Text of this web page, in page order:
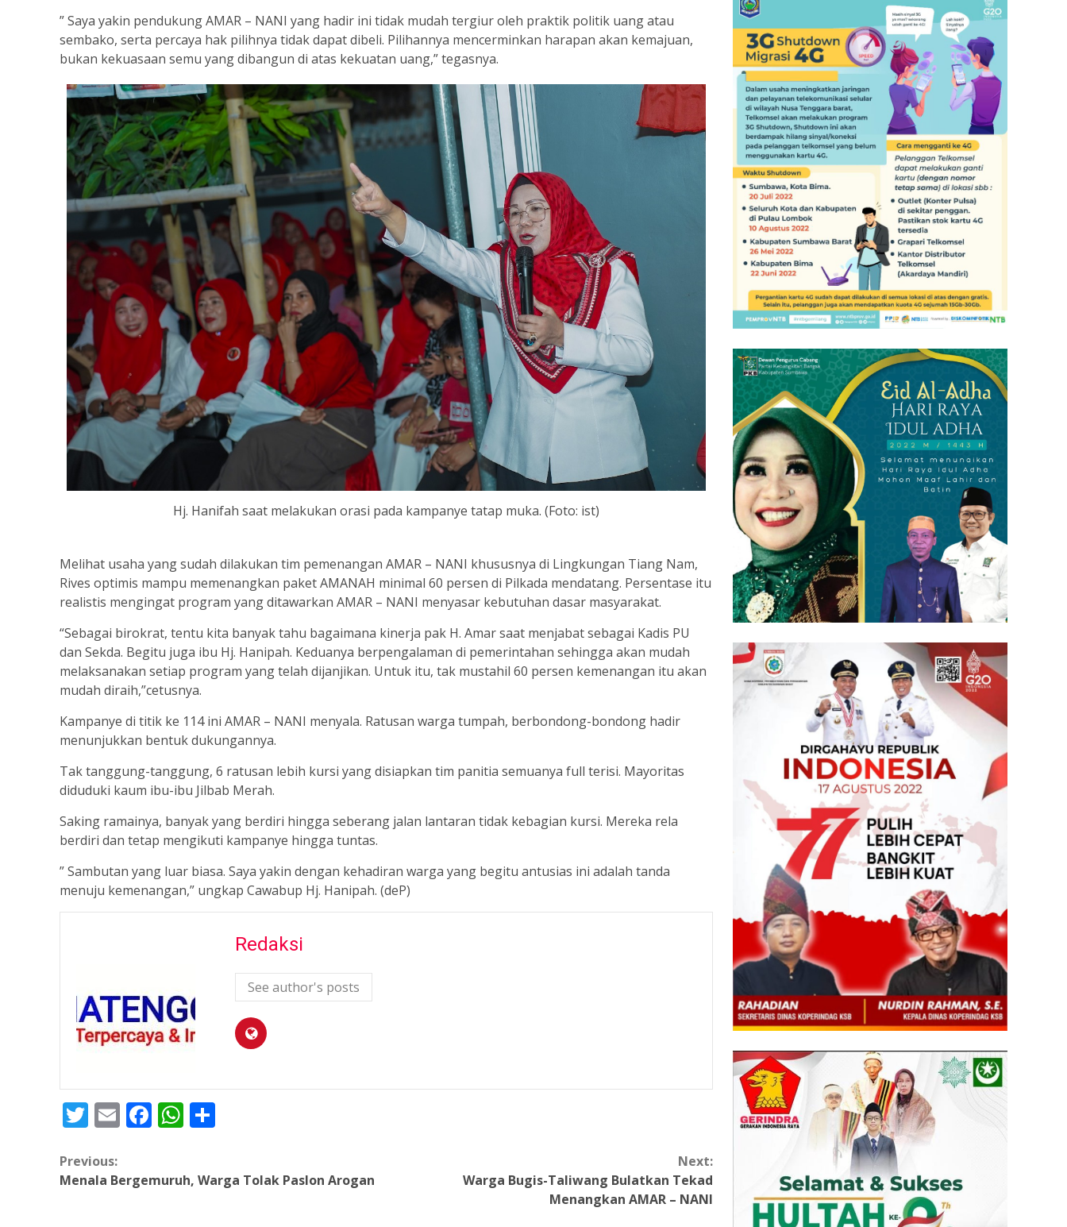
” Saya yakin pendukung AMAR – NANI yang hadir ini tidak mudah tergiur oleh praktik politik uang atau
sembako, serta percaya hak pilihnya tidak dapat dibeli. Pilihannya mencerminkan harapan akan kemajuan,
bukan kekuasaan semu yang dibangun di atas kekuatan uang,” tegasnya.
Hj. Hanifah saat melakukan orasi pada kampanye tatap muka. (Foto: ist)
Melihat usaha yang sudah dilakukan tim pemenangan AMAR – NANI khususnya di Lingkungan Tiang Nam,
Rives optimis mampu memenangkan paket AMANAH minimal 60 persen di Pilkada mendatang. Persentase itu
realistis mengingat program yang ditawarkan AMAR – NANI menyasar kebutuhan dasar masyarakat.
“Sebagai birokrat, tentu kita banyak tahu bagaimana kinerja pak H. Amar saat menjabat sebagai Kadis PU
dan Sekda. Begitu juga ibu Hj. Hanipah. Keduanya berpengalaman di pemerintahan sehingga akan mudah
melaksanakan setiap program yang telah dijanjikan. Untuk itu, tak mustahil 60 persen kemenangan itu akan
mudah diraih,”cetusnya.
Kampanye di titik ke 114 ini AMAR – NANI menyala. Ratusan warga tumpah, berbondong-bondong hadir
menunjukkan bentuk dukungannya.
Tak tanggung-tanggung, 6 ratusan lebih kursi yang disiapkan tim panitia semuanya full terisi. Mayoritas
diduduki kaum ibu-ibu Jilbab Merah.
Saking ramainya, banyak yang berdiri hingga seberang jalan lantaran tidak kebagian kursi. Mereka rela
berdiri dan tetap mengikuti kampanye hingga tuntas.
” Sambutan yang luar biasa. Saya yakin dengan kehadiran warga yang begitu antusias ini adalah tanda
menuju kemenangan,” ungkap Cawabup Hj. Hanipah. (deP)
Redaksi
See author's posts
Twitter
EmailFacebook
WhatsApp
Continue
Reading
Previous:
Menala Bergemuruh, Warga Tolak Paslon Arogan
Next:
Warga Bugis-Taliwang Bulatkan Tekad
Menangkan AMAR – NANI